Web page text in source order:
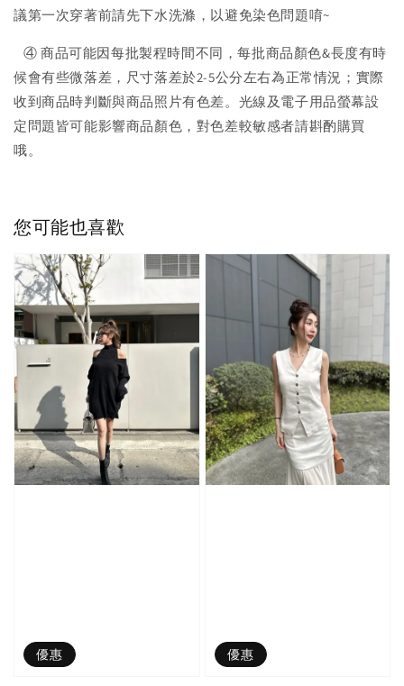
議第一次穿著前請先下水洗滌，以避免染色問題唷~
④ 商品可能因每批製程時間不同，每批商品顏色&長度有時
候會有些微落差，尺寸落差於2-5公分左右為正常情況；實際
收到商品時判斷與商品照片有色差。光線及電子用品螢幕設
定問題皆可能影響商品顏色，對色差較敏感者請斟酌購買
哦。
您可能也喜歡
優惠 優惠